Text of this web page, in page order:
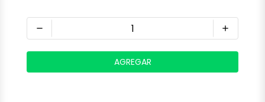
remove add